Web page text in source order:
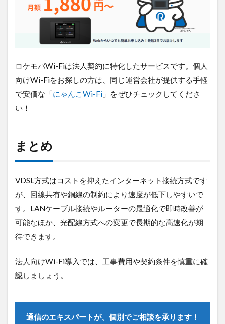
ロケモバWi-Fiは法人契約に特化したサービスです。個人
向けWi-Fiをお探しの方は、同じ運営会社が提供する手軽
で安価な「にゃんこWi-Fi 」をぜひチェックしてくださ
い！
まとめ
VDSL方式はコストを抑えたインターネット接続方式です
が、回線共有や銅線の制約により速度が低下しやすいで
す。LANケーブル接続やルーターの最適化で即時改善が
可能なほか、光配線方式への変更で長期的な高速化が期
待できます。
法人向けWi-Fi導入では、工事費用や契約条件を慎重に確
認しましょう。
通信のエキスパートが、個別でご相談を承ります！